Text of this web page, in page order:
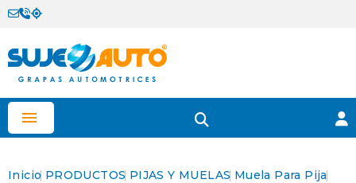

Inicio PRODUCTOS PIJAS Y MUELAS Muela Para Pija